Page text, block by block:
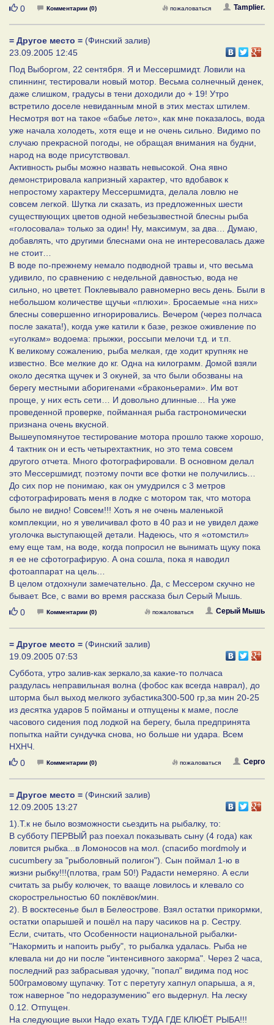
Нравится
0 Комментарии (0) Tamplier.
пожаловаться
= Другое место = (Финский залив)
23.09.2005 12:45
Под Выборгом, 22 сентября. Я и Мессершмидт. Ловили на
спиннинг, тестировали новый мотор. Весьма солнечный денек,
даже слишком, градусы в тени доходили до + 19! Утро
встретило доселе невиданным мной в этих местах штилем.
Несмотря вот на такое «бабье лето», как мне показалось, вода
уже начала холодеть, хотя еще и не очень сильно. Видимо по
случаю прекрасной погоды, не обращая внимания на будни,
народ на воде присутствовал.
Активность рыбы можно назвать невысокой. Она явно
демонстрировала капризный характер, что вдобавок к
непростому характеру Мессершмидта, делала ловлю не
совсем легкой. Шутка ли сказать, из предложенных шести
существующих цветов одной небезызвестной блесны рыба
«голосовала» только за один! Ну, максимум, за два… Думаю,
добавлять, что другими блеснами она не интересовалась даже
не стоит…
В воде по-прежнему немало подводной травы и, что весьма
удивило, по сравнению с недельной давностью, вода не
сильно, но цветет. Поклевывало равномерно весь день. Были в
небольшом количестве щучьи «плюхи». Бросаемые «на них»
блесны совершенно игнорировались. Вечером (через полчаса
после заката!), когда уже катили к базе, резкое оживление по
«уголкам» водоема: прыжки, россыпи мелочи т.д. и т.п.
К великому сожалению, рыба мелкая, где ходит крупняк не
известно. Все мелкие до кг. Одна на килограмм. Домой взяли
около десятка щучек и 3 окуней, за что были обозваны на
берегу местными аборигенами «браконьерами». Им вот
проще, у них есть сети… И довольно длинные… На уже
проведенной проверке, пойманная рыба гастрономически
признана очень вкусной.
Вышеупомянутое тестирование мотора прошло также хорошо,
4 тактник он и есть четырехтактник, но это тема совсем
другого отчета. Много фотографировали. В основном делал
это Мессершмидт, поэтому почти все фотки не получились…
До сих пор не понимаю, как он умудрился с 3 метров
сфотографировать меня в лодке с мотором так, что мотора
было не видно! Совсем!!! Хоть я не очень маленькой
комплекции, но я увеличивал фото в 40 раз и не увидел даже
уголочка выступающей детали. Надеюсь, что я «отомстил»
ему еще там, на воде, когда попросил не вынимать щуку пока
я ее не сфотографирую. А она сошла, пока я наводил
фотоаппарат на цель…
В целом отдохнули замечательно. Да, с Мессером скучно не
бывает. Все, с вами во время рассказа был Серый Мышь.
Нравится
0 Комментарии (0) Серый Мышь
пожаловаться
= Другое место = (Финский залив)
19.09.2005 07:53
Cуббота, утро залив-как зеркало,за какие-то полчаса
раздулась неправильная волна (фобос как всегда наврал), до
шторма был выход мелкого зубастика300-500 гр,за мин 20-25
из десятка ударов 5 пойманы и отпущены к маме, после
часового сидения под лодкой на берегу, была предпринята
попытка найти сундучка снова, но больше ни удара. Всем
НХНЧ.
Нравится
0 Комментарии (0) Серго
пожаловаться
= Другое место = (Финский залив)
12.09.2005 13:27
1).Т.к не было возможности сьездить на рыбалку, то:
В субботу ПЕРВЫЙ раз поехал показывать сыну (4 года) как
ловится рыбка...в Ломоносов на мол. (спасибо mordmolу и
cucumberу за "рыболовный полигон"). Сын поймал 1-ю в
жизни рыбку!!!(плотва, грам 50!) Радасти немеряно. А если
считать за рыбу колючек, то вааще ловилось и клевало со
скорострельностью 60 поклёвок/мин.
2). В восктесенье был в Белеострове. Взял остатки прикормки,
остатки опарышей и пошёл на пару часиков на р. Сестру.
Если, считать, что Особенности национальной рыбалки-
"Накормить и напоить рыбу", то рыбалка удалась. Рыба не
клевала ни до ни после "интенсивного закорма". Через 2 часа,
последний раз забрасывая удочку, "попал" видима под нос
500грамовому щупачку. Тот с перетугу хапнул опарыша, а я,
тож наверное "по недоразумению" его выдернул. На леску
0.12. Отпущен.
На следующие выхи Надо ехать ТУДА ГДЕ КЛЮЁТ РЫБА!!!